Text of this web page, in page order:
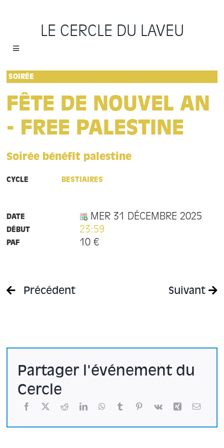
LE CERCLE DU LAVEU
Toggle
Accueil
Cycles
Programme
À propos
SOIRÉE
FÊTE DE NOUVEL AN
- FREE PALESTINE
Soirée bénéfit palestine
CYCLE BESTIAIRES
DATE MER 31 DÉCEMBRE 2025
DÉBUT 23:59
PAF 10 €
Précédent Suivant
Partager l'événement du
Cercle